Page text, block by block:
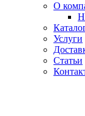
О
Услуги
Статьи